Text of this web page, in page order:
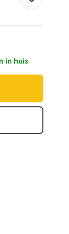
in huis